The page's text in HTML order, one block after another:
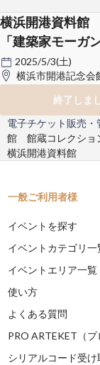
横浜開港資料館
「建築家モーガ
2025/5/3(土)
横浜市開港記念会
終了しま
電子チケット販売
館 館蔵コレクショ
横浜開港資料館
一般ご利用者様
イベントを探す
イベントカテゴリ一
イベントエリア一覧
使い方
よくある質問
PRO ARTEKET（プ
シリアルコード受け